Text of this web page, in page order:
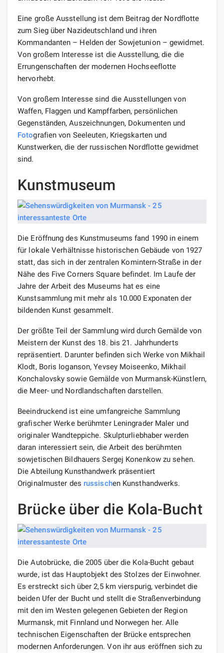
Eine große Ausstellung ist dem Beitrag der Nordflotte
zum Sieg über Nazideutschland und ihren
Kommandanten – Helden der Sowjetunion – gewidmet.
Von großem Interesse ist die Ausstellung, die die
Errungenschaften der modernen Hochseeflotte
hervorhebt.
Von großem Interesse sind die Ausstellungen von
Waffen, Flaggen und Kampffarben, persönlichen
Gegenständen, Auszeichnungen, Dokumenten und
Fotografien von Seeleuten, Kriegskarten und
Kunstwerken, die der russischen Nordflotte gewidmet
sind.
Kunstmuseum
Die Eröffnung des Kunstmuseums fand 1990 in einem
für lokale Verhältnisse historischen Gebäude von 1927
statt, das sich in der zentralen Komintern-Straße in der
Nähe des Five Corners Square befindet. Im Laufe der
Jahre der Arbeit des Museums hat es eine
Kunstsammlung mit mehr als 10.000 Exponaten der
bildenden Kunst gesammelt.
Der größte Teil der Sammlung wird durch Gemälde von
Meistern der Kunst des 18. bis 21. Jahrhunderts
repräsentiert. Darunter befinden sich Werke von Mikhail
Klodt, Boris Ioganson, Yevsey Moiseenko, Mikhail
Konchalovsky sowie Gemälde von Murmansk-Künstlern,
die Meer- und Nordlandschaften darstellen.
Beeindruckend ist eine umfangreiche Sammlung
grafischer Werke berühmter Leningrader Maler und
originaler Wandteppiche. Skulpturliebhaber werden
daran interessiert sein, die Arbeit des berühmten
sowjetischen Bildhauers Sergej Konenkow zu sehen.
Die Abteilung Kunsthandwerk präsentiert
Originalmuster des russischen Kunsthandwerks.
Brücke über die Kola-Bucht
Die Autobrücke, die 2005 über die Kola-Bucht gebaut
wurde, ist das Hauptobjekt des Stolzes der Einwohner.
Es erstreckt sich über 2,5 km vierspurig, verbindet die
beiden Ufer der Bucht und stellt die Straßenverbindung
mit den im Westen gelegenen Gebieten der Region
Murmansk, mit Finnland und Norwegen her. Alle
technischen Eigenschaften der Brücke entsprechen
modernen Anforderungen. Von ihr aus eröffnen sich zu